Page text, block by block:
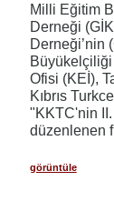
Milli Eğitim
Derneği
Derneği’nin
Ofisi (KEİ),
Kıbrıs
"KKTC'nin
düzenlenen
görüntüle